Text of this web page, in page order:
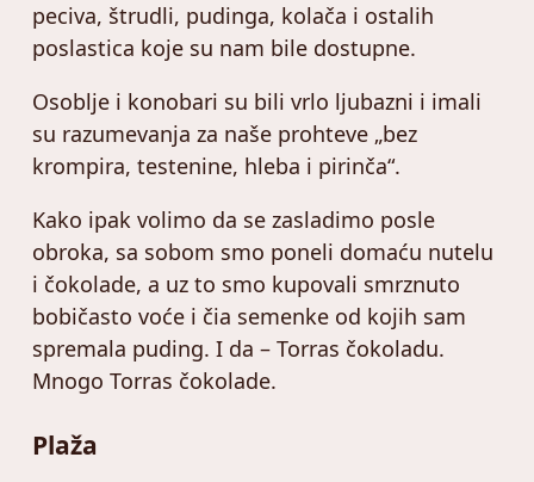
peciva, štrudli, pudinga, kolača i ostalih
poslastica koje su nam bile dostupne.
Osoblje i konobari su bili vrlo ljubazni i imali
su razumevanja za naše prohteve „bez
krompira, testenine, hleba i pirinča“.
Kako ipak volimo da se zasladimo posle
obroka, sa sobom smo poneli domaću nutelu
i čokolade, a uz to smo kupovali smrznuto
bobičasto voće i čia semenke od kojih sam
spremala puding. I da – Torras čokoladu.
Mnogo Torras čokolade.
Plaža